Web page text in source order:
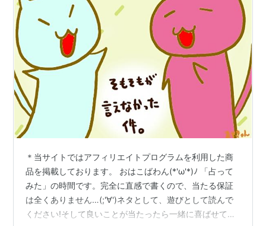
＊当サイトではアフィリエイトプログラムを利用した商
品を掲載しております。 おはこばわん(*'ω'*)ﾉ 「占って
みた」の時間です。完全に直感で書くので、当たる保証
は全くありません…(;'∀')ネタとして、遊びとして読んで
ください!そして良いことが当たったら一緒に喜ばせてく